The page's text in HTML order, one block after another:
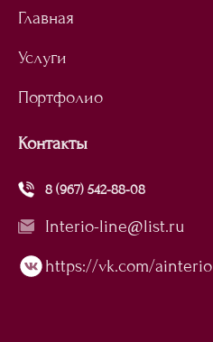
Главная
Услуги
Портфолио
Контакты
8 (967) 542-88-08
Interio-line@list.ru
https://vk.com/ainterio